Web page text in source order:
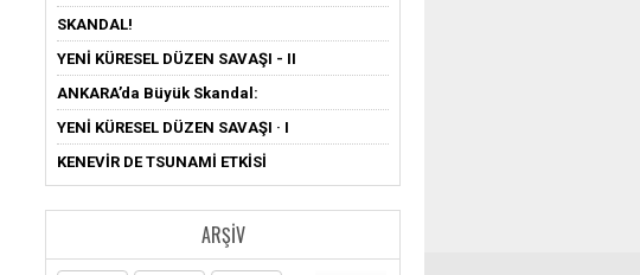
SKANDAL!
YENİ KÜRESEL DÜZEN SAVAŞI - II
ANKARA’da Büyük Skandal:
YENİ KÜRESEL DÜZEN SAVAŞI · I
KENEVİR DE TSUNAMİ ETKİSİ
ARŞIV